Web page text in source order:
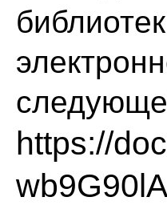
https://